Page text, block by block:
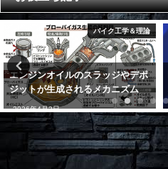
バイク工学＆理論
MotoGPマシンにV4エンジンが採
用される理由
2017年11月26日